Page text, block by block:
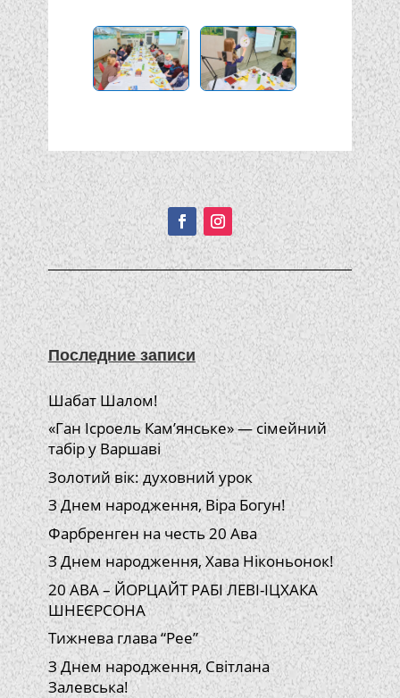
Подписывайтесь!
Последние записи
Шабат Шалом!
«Ган Ісроель Кам’янське» — сімейний
табір у Варшаві
Золотий вік: духовний урок
З Днем народження, Віра Богун!
Фарбренген на честь 20 Ава
З Днем народження, Хава Ніконьонок!
20 АВА – ЙОРЦАЙТ РАБІ ЛЕВІ-ІЦХАКА
ШНЕЄРСОНА
Тижнева глава “Рее”
З Днем народження, Світлана
Залевська!